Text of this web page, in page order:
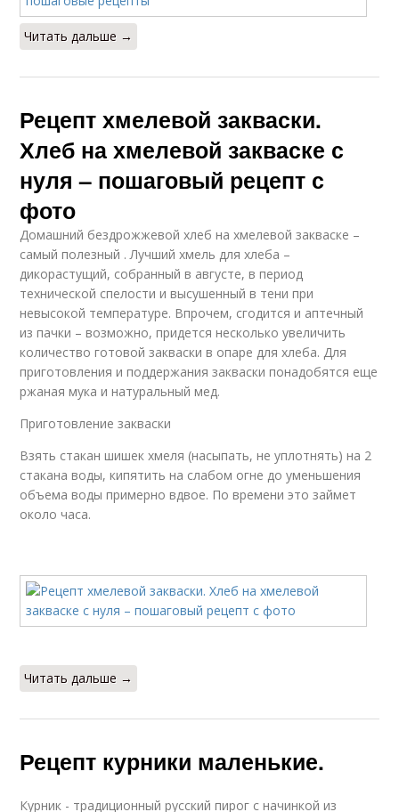
Читать дальше →
Рецепт хмелевой закваски.
Хлеб на хмелевой закваске с
нуля – пошаговый рецепт с
фото
Домашний бездрожжевой хлеб на хмелевой закваске –
самый полезный . Лучший хмель для хлеба –
дикорастущий, собранный в августе, в период
технической спелости и высушенный в тени при
невысокой температуре. Впрочем, сгодится и аптечный
из пачки – возможно, придется несколько увеличить
количество готовой закваски в опаре для хлеба. Для
приготовления и поддержания закваски понадобятся еще
ржаная мука и натуральный мед.
Приготовление закваски
Взять стакан шишек хмеля (насыпать, не уплотнять) на 2
стакана воды, кипятить на слабом огне до уменьшения
объема воды примерно вдвое. По времени это займет
около часа.
Читать дальше →
Рецепт курники маленькие.
Курник - традиционный русский пирог с начинкой из